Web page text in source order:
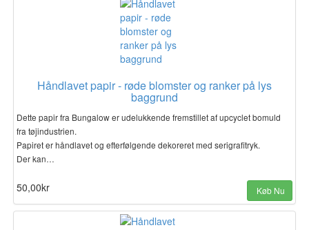
Håndlavet papir - røde blomster og ranker på lys
baggrund
Dette papir fra Bungalow er udelukkende fremstillet af upcyclet bomuld
fra tøjindustrien.
Papiret er håndlavet og efterfølgende dekoreret med serigrafitryk.
Der kan…
50,00kr Køb Nu